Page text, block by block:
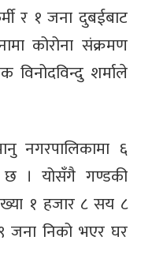
र १ जना दुबईबाट
कोरोना संक्रमण
विनोदविन्दु शर्माले
नगरपालिकामा ६
छ । योसँगै गण्डकी
१ हजार ८ सय ८
निको भएर घर